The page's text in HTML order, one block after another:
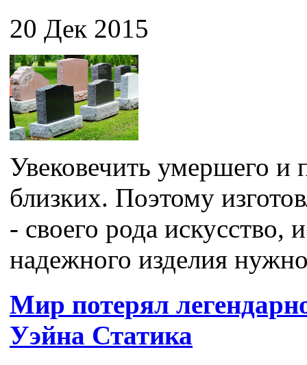
20 Дек 2015
Увековечить умершего и
близких. Поэтому
- своего рода искусство,
надежного изделия
Мир потерял
Уэйна Статика